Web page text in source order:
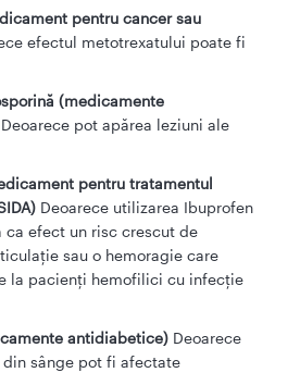
pentru cancer sau
efectul metotrexatului poate fi
(medicamente
Deoarece pot apărea leziuni ale
pentru tratamentul
Deoarece utilizarea Ibuprofen
ca efect un risc crescut de
sau o hemoragie care
la pacienți hemofilici cu infecție
antidiabetice) Deoarece
din sânge pot fi afectate